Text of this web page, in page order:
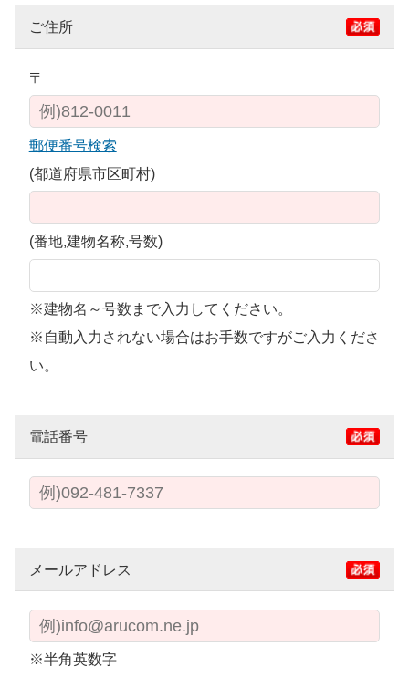
ご住所
〒
郵便番号検索
(都道府県市区町村)
(番地,建物名称,号数)
※建物名～号数まで入力してください。
※自動入力されない場合はお手数ですがご入力くださ
い。
電話番号
メールアドレス
※半角英数字